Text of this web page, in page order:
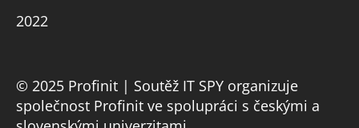
2022
© 2025 Profinit | Soutěž IT SPY organizuje
společnost Profinit ve spolupráci s českými a